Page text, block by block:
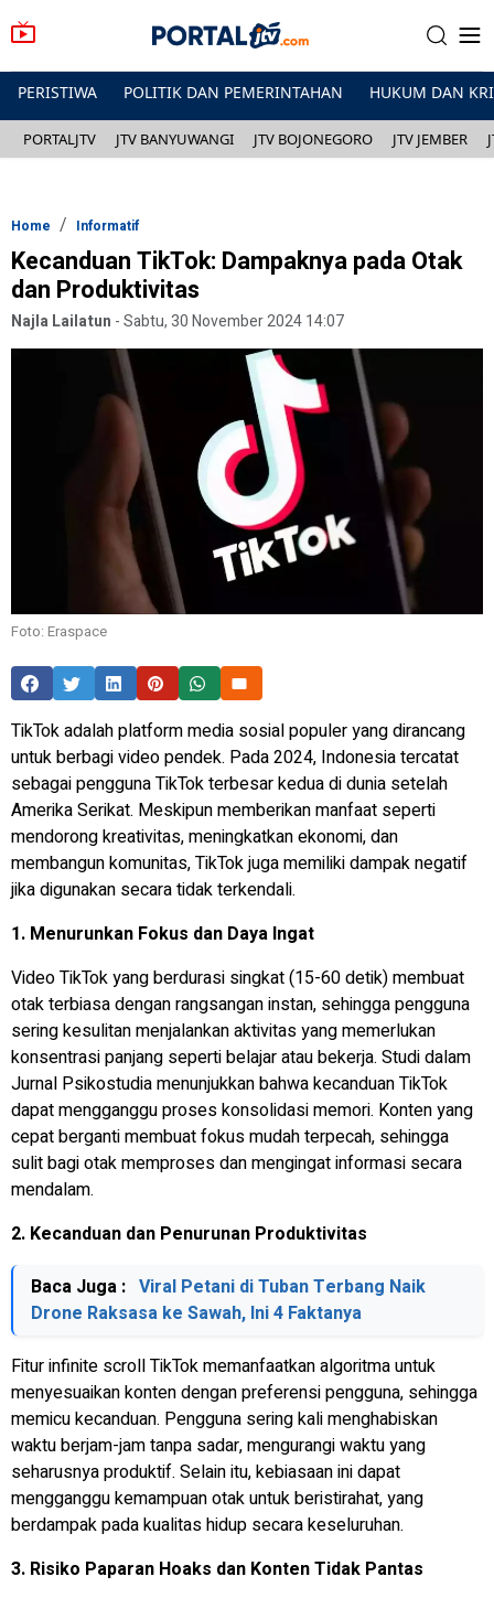
PERISTIWA POLITIK DAN PEMERINTAHAN HUKUM DAN
PORTALJTV JTV BANYUWANGI JTV BOJONEGORO JTV JEMBER
Home Informatif
Kecanduan TikTok: Dampaknya pada Otak
dan Produktivitas
Najla Lailatun -Sabtu, 30 November 2024 14:07
Foto: Eraspace
TikTok adalah platform media sosial populer yang dirancang
untuk berbagi video pendek. Pada 2024, Indonesia tercatat
sebagai pengguna TikTok terbesar kedua di dunia setelah
Amerika Serikat. Meskipun memberikan manfaat seperti
mendorong kreativitas, meningkatkan ekonomi, dan
membangun komunitas, TikTok juga memiliki dampak negatif
jika digunakan secara tidak terkendali.
1. Menurunkan Fokus dan Daya Ingat
Video TikTok yang berdurasi singkat (15-60 detik) membuat
otak terbiasa dengan rangsangan instan, sehingga pengguna
sering kesulitan menjalankan aktivitas yang memerlukan
konsentrasi panjang seperti belajar atau bekerja. Studi dalam
Jurnal Psikostudiamenunjukkan bahwa kecanduan TikTok
dapat mengganggu proses konsolidasi memori. Konten yang
cepat berganti membuat fokus mudah terpecah, sehingga
sulit bagi otak memproses dan mengingat informasi secara
mendalam.
2. Kecanduan dan Penurunan Produktivitas
Baca Juga : Viral Petani di Tuban Terbang Naik
Drone Raksasa ke Sawah, Ini 4 Faktanya
Fiturinfinite scrollTikTok memanfaatkan algoritma untuk
menyesuaikan konten dengan preferensi pengguna, sehingga
memicu kecanduan. Pengguna sering kali menghabiskan
waktu berjam-jam tanpa sadar, mengurangi waktu yang
seharusnya produktif. Selain itu, kebiasaan ini dapat
mengganggu kemampuan otak untuk beristirahat, yang
berdampak pada kualitas hidup secara keseluruhan.
3. Risiko Paparan Hoaks dan Konten Tidak Pantas